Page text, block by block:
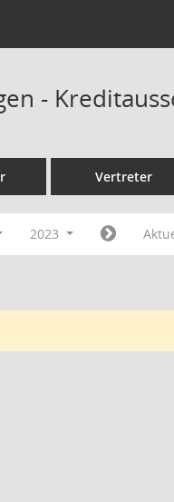
-
Vertreter
2023